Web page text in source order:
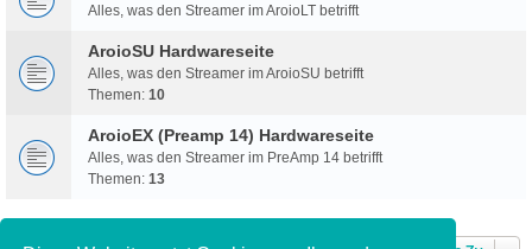
Alles, was den Streamer im AroioLT betrifft
AroioSU Hardwareseite
Alles, was den Streamer im AroioSU betrifft
Themen: 10
AroioEX (Preamp 14) Hardwareseite
Alles, was den Streamer im PreAmp 14 betrifft
Themen: 13